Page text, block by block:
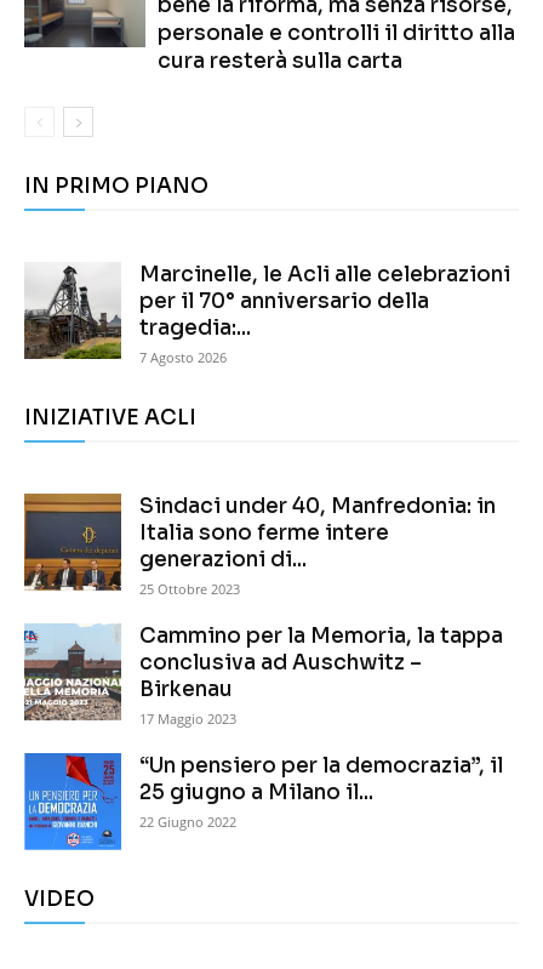
bene la riforma, ma senza risorse,
personale e controlli il diritto alla
cura resterà sulla carta
IN PRIMO PIANO
Marcinelle, le Acli alle celebrazioni
per il 70° anniversario della
tragedia:...
7 Agosto 2026
INIZIATIVE ACLI
Sindaci under 40, Manfredonia: in
Italia sono ferme intere
generazioni di...
25 Ottobre 2023
Cammino per la Memoria, la tappa
conclusiva ad Auschwitz –
Birkenau
17 Maggio 2023
“Un pensiero per la democrazia”, il
25 giugno a Milano il...
22 Giugno 2022
VIDEO